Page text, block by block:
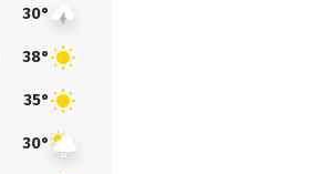
30°
38°
35°
30°